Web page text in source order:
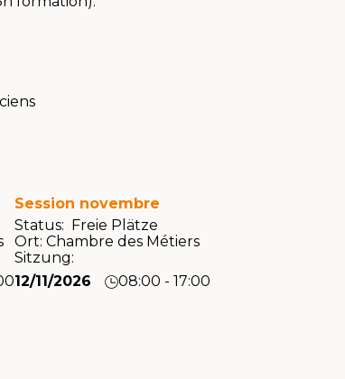
Session novembre
Status: Freie Plätze
Ort: Chambre des Métiers
Sitzung:
12/11/2026
08:00 - 17:00